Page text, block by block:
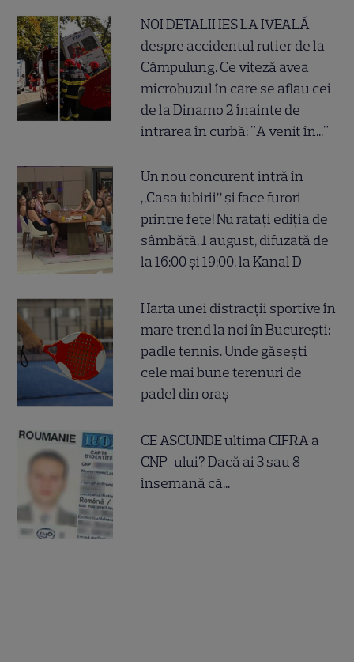
NOI DETALII IES LA IVEALĂ
despre accidentul rutier de la
Câmpulung. Ce viteză avea
microbuzul în care se aflau cei
de la Dinamo 2 înainte de
intrarea în curbă: "A venit în..."
Un nou concurent intră în
„Casa iubirii” și face furori
printre fete! Nu ratați ediția de
sâmbătă, 1 august, difuzată de
la 16:00 și 19:00, la Kanal D
Harta unei distracții sportive în
mare trend la noi în București:
padle tennis. Unde găsești
cele mai bune terenuri de
padel din oraș
CE ASCUNDE ultima CIFRA a
CNP-ului? Dacă ai 3 sau 8
însemană că...